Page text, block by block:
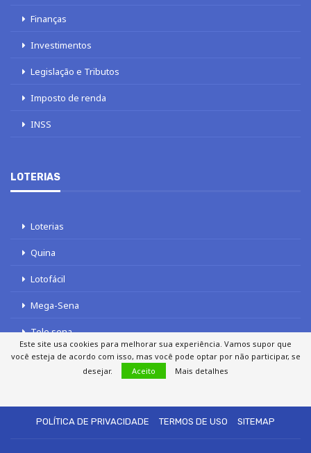
Finanças
Investimentos
Legislação e Tributos
Imposto de renda
INSS
LOTERIAS
Loterias
Quina
Lotofácil
Mega-Sena
Tele sena
POLÍTICA DE PRIVACIDADE
TERMOS DE USO SITEMAP
Este site usa cookies para melhorar sua experiência. Vamos supor que
você esteja de acordo com isso, mas você pode optar por não participar, se
desejar.
Aceito Mais detalhes